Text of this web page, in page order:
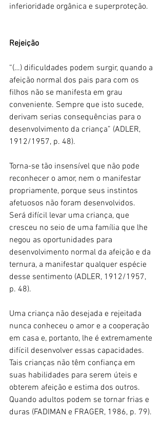
inferioridade orgânica e superproteção.
Rejeição
“(…) dificuldades podem surgir, quando a
afeição normal dos pais para com os
filhos não se manifesta em grau
conveniente. Sempre que isto sucede,
derivam serias consequências para o
desenvolvimento da criança” (ADLER,
1912/1957, p. 48).
Torna-se tão insensível que não pode
reconhecer o amor, nem o manifestar
propriamente, porque seus instintos
afetuosos não foram desenvolvidos.
Será difícil levar uma criança, que
cresceu no seio de uma família que lhe
negou as oportunidades para
desenvolvimento normal da afeição e da
ternura, a manifestar qualquer espécie
desse sentimento (ADLER, 1912/1957,
p. 48).
Uma criança não desejada e rejeitada
nunca conheceu o amor e a cooperação
em casa e, portanto, lhe é extremamente
difícil desenvolver essas capacidades.
Tais crianças não têm confiança em
suas habilidades para serem úteis e
obterem afeição e estima dos outros.
Quando adultos podem se tornar frias e
duras (FADIMAN e FRAGER, 1986, p. 79).